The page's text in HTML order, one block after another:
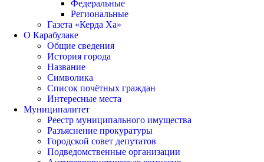
Федеральные
Региональные
Газета «Керда Ха»
О Карабулаке
Общие сведения
История города
Название
Символика
Список почётных граждан
Интересные места
Муниципалитет
Реестр муниципального имущества
Разъяснение прокуратуры
Городской совет депутатов
Подведомственные организации